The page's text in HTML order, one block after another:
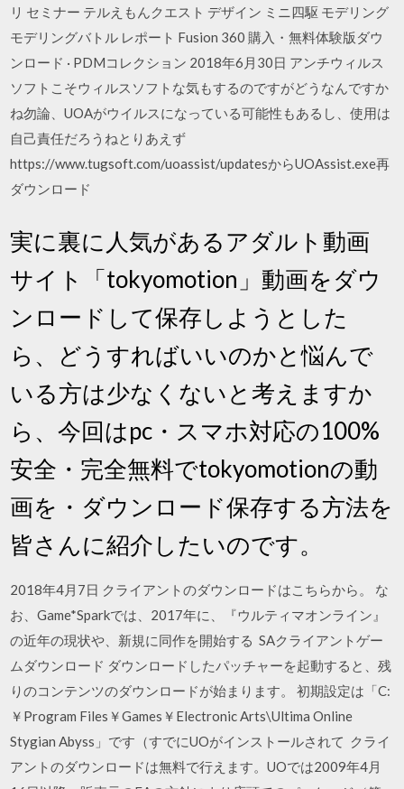
リ セミナー テルえもんクエスト デザイン ミニ四駆 モデリング
モデリングバトル レポート Fusion 360 購入・無料体験版ダウ
ンロード · PDMコレクション 2018年6月30日 アンチウィルス
ソフトこそウィルスソフトな気もするのですがどうなんですか
ね勿論、UOAがウイルスになっている可能性もあるし、使用は
自己責任だろうねとりあえず
https://www.tugsoft.com/uoassist/updatesからUOAssist.exe再
ダウンロード
実に裏に人気があるアダルト動画
サイト「tokyomotion」動画をダウ
ンロードして保存しようとした
ら、どうすればいいのかと悩んで
いる方は少なくないと考えますか
ら、今回はpc・スマホ対応の100%
安全・完全無料でtokyomotionの動
画を・ダウンロード保存する方法を
皆さんに紹介したいのです。
2018年4月7日 クライアントのダウンロードはこちらから。 な
お、Game*Sparkでは、2017年に、『ウルティマオンライン』
の近年の現状や、新規に同作を開始する SAクライアントゲー
ムダウンロード ダウンロードしたパッチャーを起動すると、残
りのコンテンツのダウンロードが始まります。 初期設定は「C:
￥Program Files￥Games￥Electronic Arts\Ultima Online
Stygian Abyss」です（すでにUOがインストールされて クライ
アントのダウンロードは無料で行えます。UOでは2009年4月